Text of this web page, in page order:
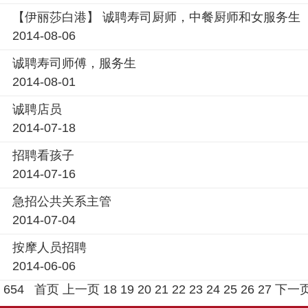
【伊丽莎白港】 诚聘寿司厨师，中餐厨师和女服务生
2014-08-06
诚聘寿司师傅，服务生
2014-08-01
诚聘店员
2014-07-18
招聘看孩子
2014-07-16
急招公共关系主管
2014-07-04
按摩人员招聘
2014-06-06
654
首页 上一页 18 19 20 21 22 23 24 25 26 27 下一